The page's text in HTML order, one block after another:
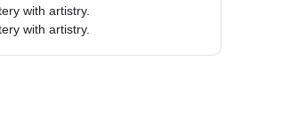
with artistry.
with artistry.